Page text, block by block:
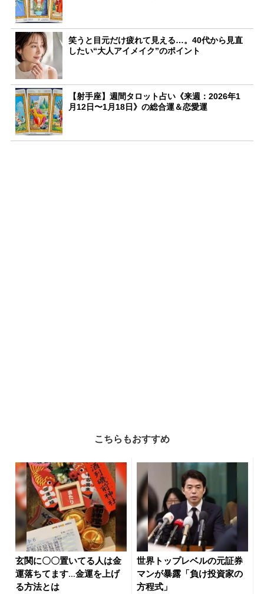
笑うと目元だけ疲れて見える…。40代から見直
したい“大人アイメイク”のポイント
【射手座】週間タロット占い《来週：2026年1
月12日〜1月18日》の総合運＆恋愛運
こちらもおすすめ
玄関に〇〇置いてる人は金
運落ちてます…金運を上げ
る方法とは
世界トップレベルの元証券
マンが暴露「負け投資家の
方程式」